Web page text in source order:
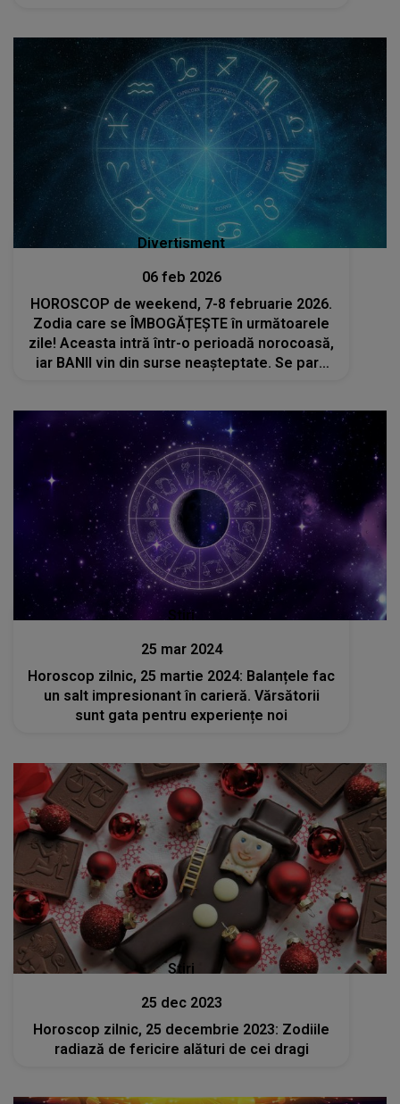
Divertisment
06 feb 2026
HOROSCOP de weekend, 7-8 februarie 2026.
Zodia care se ÎMBOGĂȚEȘTE în următoarele
zile! Aceasta intră într-o perioadă norocoasă,
iar BANII vin din surse neașteptate. Se pare
Stiri
25 mar 2024
Horoscop zilnic, 25 martie 2024: Balanțele fac
un salt impresionant în carieră. Vărsătorii
sunt gata pentru experiențe noi
Stiri
25 dec 2023
Horoscop zilnic, 25 decembrie 2023: Zodiile
radiază de fericire alături de cei dragi